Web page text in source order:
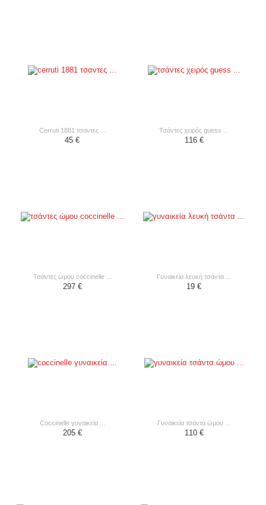
cerruti 1881 τσαντες ...
45 €
τσάντες χειρός guess ...
116 €
τσάντες ώμου coccinelle ...
297 €
γυναικεία λευκή τσάντα ...
19 €
coccinelle γυναικεία ...
205 €
γυναικεία τσάντα ώμου ...
110 €